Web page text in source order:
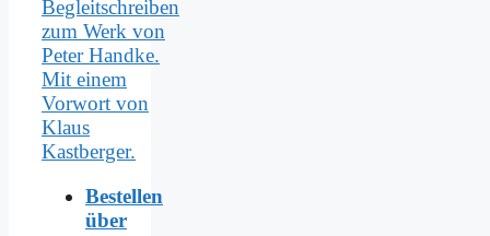
Bestellen
über